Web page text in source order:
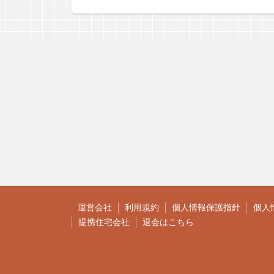
運営会社 利用規約 個人情報保護指針
個人
提携住宅会社
退会はこちら